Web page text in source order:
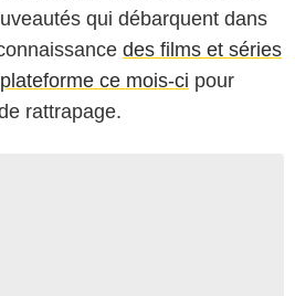
qui débarquent dans
des films et séries
ce mois-ci pour
rattrapage.